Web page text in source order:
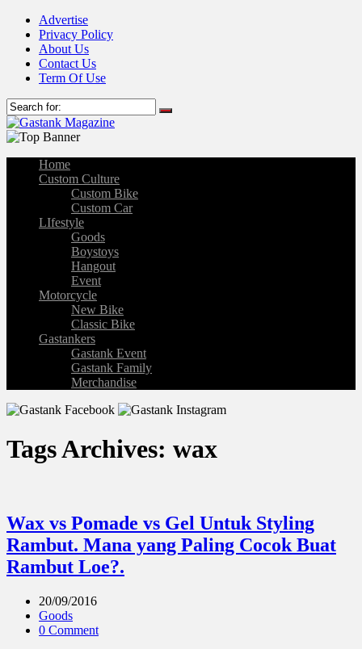
Advertise
Privacy Policy
About Us
Contact Us
Term Of Use
Home
Custom Culture
Custom Bike
Custom Car
LIfestyle
Goods
Boystoys
Hangout
Event
Motorcycle
New Bike
Classic Bike
Gastankers
Gastank Event
Gastank Family
Merchandise
Tags Archives: wax
Wax vs Pomade vs Gel Untuk Styling
Rambut. Mana yang Paling Cocok Buat
Rambut Loe?.
20/09/2016
Goods
0 Comment